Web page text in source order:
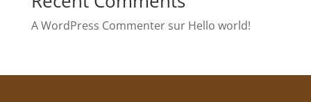
A WordPress Commentersur Hello world!